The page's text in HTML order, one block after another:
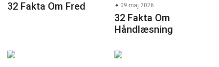
32 Fakta Om Fred
09 maj 2026
32 Fakta Om
Håndlæsning